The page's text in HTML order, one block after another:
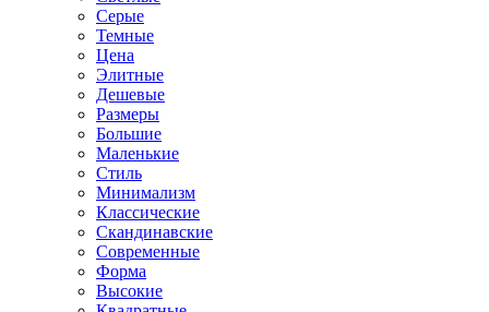
Серые
Темные
Цена
Элитные
Дешевые
Размеры
Большие
Маленькие
Стиль
Минимализм
Классические
Скандинавские
Современные
Форма
Высокие